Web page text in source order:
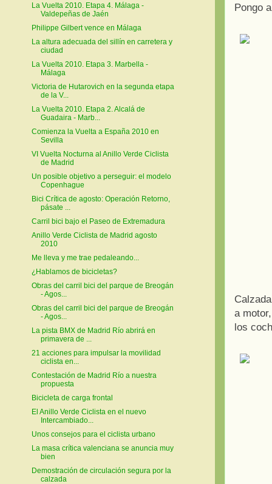
Pongo
a
los
La Vuelta 2010. Etapa 4. Málaga -
Valdepeñas de Jaén
Philippe Gilbert vence en Málaga
La altura adecuada del sillín en carretera y
ciudad
La Vuelta 2010. Etapa 3. Marbella -
Málaga
Victoria de Hutarovich en la segunda etapa
de la V...
La Vuelta 2010. Etapa 2. Alcalá de
Guadaira - Marb...
Comienza la Vuelta a España 2010 en
Sevilla
VI Vuelta Nocturna al Anillo Verde Ciclista
de Madrid
Un posible objetivo a perseguir: el modelo
Copenhague
Bici Crítica de agosto: Operación Retorno,
pásate ...
Carril bici bajo el Paseo de Extremadura
Anillo Verde Ciclista de Madrid agosto
2010
Me lleva y me trae pedaleando...
¿Hablamos de bicicletas?
Obras del carril bici del parque de Breogán
- Agos...
Obras del carril bici del parque de Breogán
- Agos...
La pista BMX de Madrid Río abrirá en
primavera de ...
21 acciones para impulsar la movilidad
ciclista en...
Contestación de Madrid Río a nuestra
propuesta
Bicicleta de carga frontal
El Anillo Verde Ciclista en el nuevo
Intercambiado...
Unos consejos para el ciclista urbano
La masa crítica valenciana se anuncia muy
bien
Demostración de circulación segura por la
calzada